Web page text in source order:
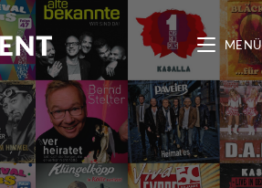
MENÜ